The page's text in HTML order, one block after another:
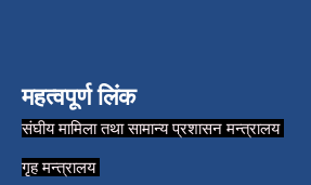
महत्वपूर्ण लिंक
संघीय मामिला तथा सामान्य प्रशासन मन्त्रालय
गृह मन्त्रालय